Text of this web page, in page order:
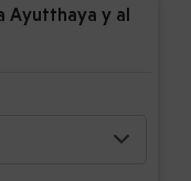
Ayutthaya y al